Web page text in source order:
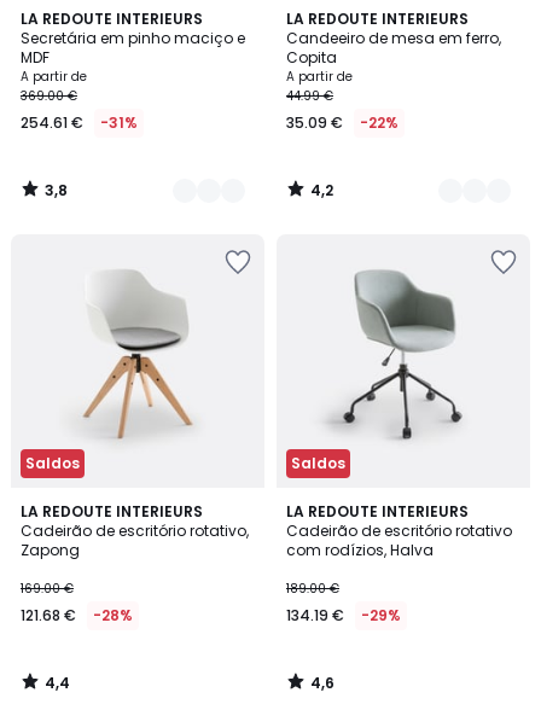
LA REDOUTE INTERIEURS
Secretária em pinho maciço e
MDF
A partir de
369.00 €
254.61 € -31%
3,8
/ 5
2
Cores
3,8
/
LA REDOUTE INTERIEURS
Candeeiro de mesa em ferro,
Copita
A partir de
44.99 €
35.09 € -22%
4,2
/ 5
5
Cores
4,2
/
Saldos
LA REDOUTE INTERIEURS
Cadeirão de escritório rotativo,
Zapong
169.00 €
121.68 € -28%
4,4
/ 5
4,4
/
Saldos
LA REDOUTE INTERIEURS
Cadeirão de escritório rotativo
com rodízios, Halva
189.00 €
134.19 € -29%
4,6
/ 5
4,6
/